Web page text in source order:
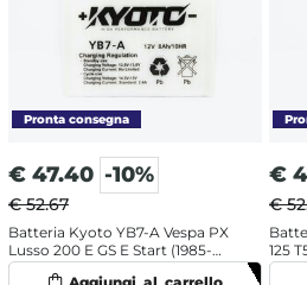
€ 47.40 -10%
€ 52.67
Batteria Kyoto YB7-A Vespa PX
Lusso 200 E GS E Start (1985-
1998)
€
€
125